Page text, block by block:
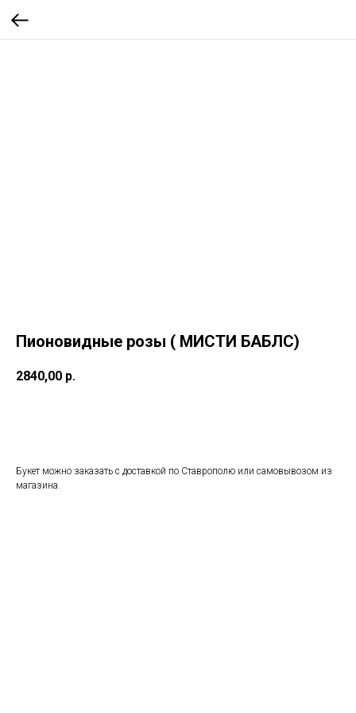
Пионовидные розы ( МИСТИ БАБЛС)
2840,00 р.
Букет можно заказать с доставкой по Ставрополю или самовывозом из
магазина.